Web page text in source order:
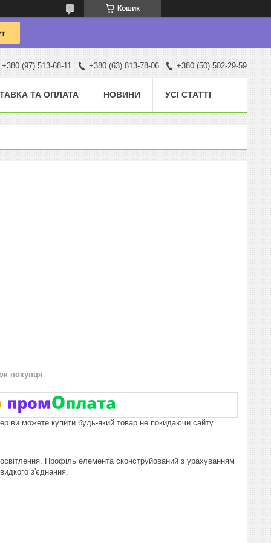
Кошик
+380 (97) 513-68-11 +380 (63) 813-78-06 +380 (50) 502-29-59
ТА ОПЛАТА НОВИНИ УСІ СТАТТІ
покупця
ви можете купити будь-який товар не покидаючи сайту.
Профіль елемента сконструйований з урахуванням
з'єднання.